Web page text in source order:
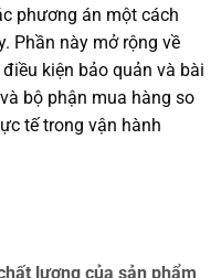
phương án một cách
Phần này mở rộng về
kiện bảo quản và bài
bộ phận mua hàng so
tế trong vận hành
lượng của sản phẩm